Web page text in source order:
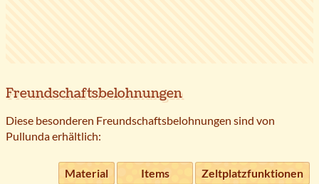
Freundschaftsbelohnungen
Diese besonderen Freundschaftsbelohnungen sind von
Pullunda erhältlich:
Material Items
Zeltplatzfunktionen